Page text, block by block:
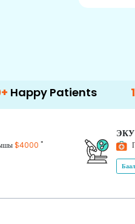
100+
$4000 *
ЭКУ